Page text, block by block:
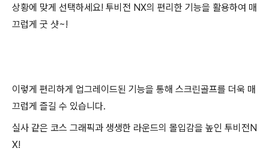
상황에 맞게 선택하세요! 투비전 NX의 편리한 기능을 활용하여 매
끄럽게 굿 샷~!
이렇게 편리하게 업그레이드된 기능을 통해 스크린골프를 더욱 매
끄럽게 즐길 수 있습니다.
실사 같은 코스 그래픽과 생생한 라운드의 몰입감을 높인 투비전N
X!